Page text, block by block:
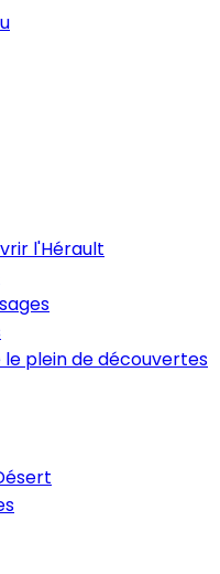
l'Hérault
le plein de découvertes